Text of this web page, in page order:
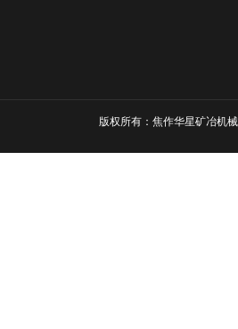
版权所有：焦作华星矿冶